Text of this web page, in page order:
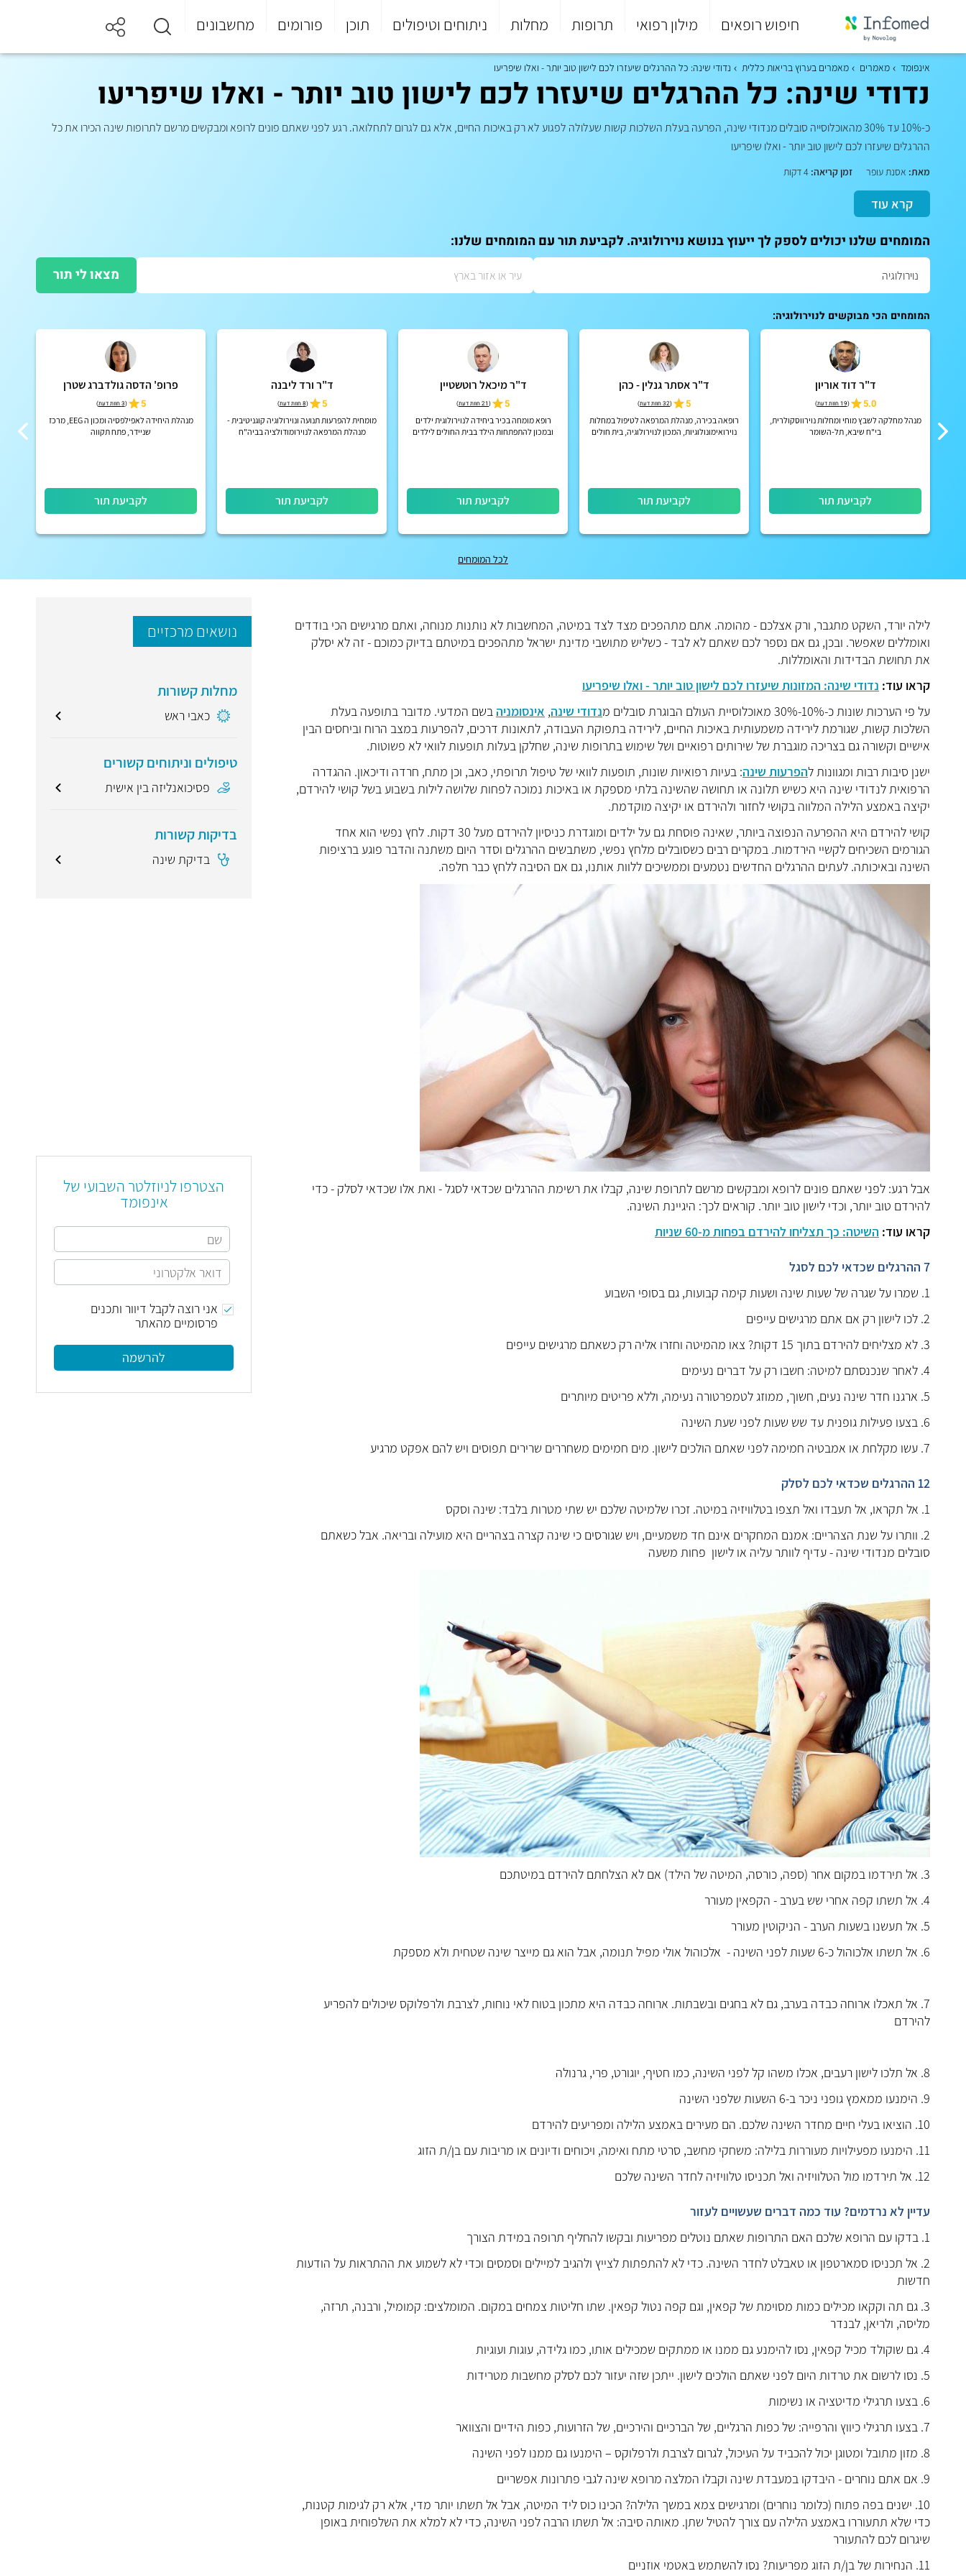
חיפוש רופאים מילון רפואי תרופות מחלות ניתוחים וטיפולים תוכן פורומים מחשבונים
סוף
התפריט
אינפומד מאמרים מאמרים בערוץ בריאות כללית נדודי שינה: כל ההרגלים שיעזרו לכם לישון טוב יותר - ואלו שיפריעו
נדודי שינה: כל ההרגלים שיעזרו לכם לישון טוב יותר - ואלו שיפריעו
כ-10% עד 30% מהאוכלוסייה סובלים מנדודי שינה, הפרעה בעלת השלכות קשות שעלולה לפגוע לא רק באיכות החיים, אלא גם לגרום לתחלואה. רגע לפני שאתם פונים לרופא ומבקשים מרשם לתרופות שינה הכירו את כל
ההרגלים שיעזרו לכם לישון טוב יותר - ואלו שיפריעו
מאת: אסנת עופר זמן קריאה:
קרא עוד
המומחים שלנו יכולים לספק לך ייעוץ בנושא נוירולוגיה. לקביעת תור עם המומחים שלנו:
מצאו לי תור
המומחים הכי מבוקשים לנוירולוגיה:
ד"ר דוד אוריון
5.0
(19 חוות דעת )
מנהל מחלקה לשבץ מוחי ומחלות נוירווסקולרית,
בי"ח שיבא, תל-השומר
לקביעת תור
ד"ר אסתר גנלין - כהן
5
(32 חוות דעת )
רופאה בכירה, מנהלת המרפאה לטיפול במחלות
נוירואימונולוגיות, המכון לנוירולוגיה, בית חולים
לקביעת תור
ד"ר מיכאל רוטשטיין
5
(21 חוות דעת )
רופא מומחה בכיר ביחידה לנוירולוגית ילדים
ובמכון להתפתחות הילד בבית החולים לילדים
לקביעת תור
ד"ר ורד ליבנה
5
(8 חוות דעת )
מומחית להפרעות תנועה ונוירולוגיה קוגניטיבית -
מנהלת המרפאה לנוירומודולציה בביה"ח
לקביעת תור
פרופ' הדסה גולדברג שטרן
5
(3 חוות דעת )
מנהלת היחידה לאפילפסיה ומכון ה EEG, מרכז
שניידר, פתח תקווה
לקביעת תור
לכל המומחים
לילה יורד, השקט מתגבר, ורק אצלכם - מהומה. אתם מתהפכים מצד לצד במיטה, המחשבות לא נותנות מנוחה, ואתם מרגישים הכי בודדים
ואומללים שאפשר. ובכן, גם אם נספר לכם שאתם לא לבד - כשליש מתושבי מדינת ישראל מתהפכים במיטתם בדיוק כמוכם - זה לא יסלק
את תחושת הבדידות והאומללות.
קראו עוד: נדודי שינה: המזונות שיעזרו לכם לישון טוב יותר - ואלו שיפריעו
על פי הערכות שונות כ-10%-30% מאוכלוסיית העולם הבוגרת סובלים מ
נדודי שינה, אינסומניה בשם המדעי. מדובר בתופעה בעלת
השלכות קשות, שגורמת לירידה משמעותית באיכות החיים, לירידה בתפוקת העבודה, לתאונות דרכים, להפרעות במצב הרוח וביחסים הבין
אישיים וקשורה גם בצריכה מוגברת של שירותים רפואיים ושל שימוש בתרופות שינה, שחלקן בעלות תופעות לוואי לא פשוטות.
ישנן סיבות רבות ומגוונות להפרעות שינה: בעיות רפואיות שונות, תופעות לוואי של טיפול תרופתי, כאב, וכן מתח, חרדה ודיכאון. ההגדרה
הרפואית לנדודי שינה היא כשיש תלונה או תחושה שהשינה בלתי מספקת או באיכות נמוכה לפחות שלושה לילות בשבוע בשל קושי להירדם,
יקיצה באמצע הלילה המלווה בקושי לחזור ולהירדם או יקיצה מוקדמת.
קושי להירדם היא ההפרעה הנפוצה ביותר, שאינה פוסחת גם על ילדים ומוגדרת כניסיון להירדם מעל 30 דקות. לחץ נפשי הוא אחד
הגורמים השכיחים לקשיי הירדמות. במקרים רבים כשסובלים מלחץ נפשי, משתבשים ההרגלים וסדר היום משתנה והדבר פוגע ברציפות
השינה ובאיכותה. לעתים ההרגלים החדשים נטמעים וממשיכים ללוות אותנו, גם אם הסיבה ללחץ כבר חלפה.
אבל רגע: לפני שאתם פונים לרופא ומבקשים מרשם לתרופת שינה, קבלו את רשימת ההרגלים שכדאי לסגל - ואת אלו שכדאי לסלק - כדי
להירדם טוב יותר, וכדי לישון טוב יותר. קוראים לכך: היגיינת השינה.
קראו עוד: השיטה: כך תצליחו להירדם בפחות מ-60 שניות
7 ההרגלים שכדאי לכם לסגל
1. שמרו על שגרה של שעות שינה ושעות קימה קבועות, גם בסופי השבוע
2. לכו לישון רק אם אתם מרגישים עייפים
3. לא מצליחים להירדם בתוך 15 דקות? צאו מהמיטה וחזרו אליה רק כשאתם מרגישים עייפים
4. לאחר שנכנסתם למיטה: חשבו רק על דברים נעימים
5. ארגנו חדר שינה נעים, חשוך, ממוזג לטמפרטורה נעימה, וללא פריטים מיותרים
6. בצעו פעילות גופנית עד שש שעות לפני שעת השינה
7. עשו מקלחת או אמבטיה חמימה לפני שאתם הולכים לישון. מים חמימים משחררים שרירים תפוסים ויש להם אפקט מרגיע
12 ההרגלים שכדאי לכם לסלק
1. אל תקראו, אל תעבדו ואל תצפו בטלוויזיה במיטה. זכרו שלמיטה שלכם יש שתי מטרות בלבד: שינה וסקס
2. וותרו על שנת הצהריים: אמנם המחקרים אינם חד משמעיים, ויש שגורסים כי שינה קצרה בצהריים היא מועילה ובריאה. אבל כשאתם
סובלים מנדודי שינה - עדיף לוותר עליה או לישון פחות משעה
3. אל תירדמו במקום אחר (ספה, כורסה, המיטה של הילד) אם לא הצלחתם להירדם במיטתכם
4. אל תשתו קפה אחרי שש בערב - הקפאין מעורר
5. אל תעשנו בשעות הערב - הניקוטין מעורר
6. אל תשתו אלכוהול כ-6 שעות לפני השינה - אלכוהול אולי מפיל תנומה, אבל הוא גם מייצר שינה שטחית ולא מספקת
7. אל תאכלו ארוחה כבדה בערב, גם לא בחגים ובשבתות. ארוחה כבדה היא מתכון בטוח לאי נוחות, לצרבת ולרפלוקס שיכולים להפריע
להירדם
8. אל תלכו לישון רעבים, אכלו משהו קל לפני השינה, כמו חטיף, יוגורט, פרי, גרנולה
9. הימנעו ממאמץ גופני ניכר ב-6 השעות שלפני השינה
10. הוציאו בעלי חיים מחדר השינה שלכם. הם מעירים באמצע הלילה ומפריעים להירדם
11. הימנעו מפעילויות מעוררות בלילה: משחקי מחשב, סרטי מתח ואימה, ויכוחים ודיונים או מריבות עם בן/ת הזוג
12. אל תירדמו מול הטלוויזיה ואל תכניסו טלוויזיה לחדר השינה שלכם
עדיין לא נרדמים? עוד כמה דברים שעשויים לעזור
1. בדקו עם הרופא שלכם האם התרופות שאתם נוטלים מפריעות ובקשו להחליף תרופה במידת הצורך
2. אל תכניסו סמארטפון או טאבלט לחדר השינה. כדי לא להתפתות לצייץ ולהגיב למיילים וסמסים וכדי לא לשמוע את ההתראות על הודעות
חדשות
3. גם תה וקקאו מכילים כמות מסוימת של קפאין, וגם קפה נטול קפאין. שתו חליטות צמחים במקום. המומלצים: קמומיל, ורבנה, תרזה,
מליסה, ולריאן, לבנדר
4. גם שוקולד מכיל קפאין, נסו להימנע גם ממנו או ממתקים שמכילים אותו, כמו גלידה, עוגות ועוגיות
5. נסו לרשום את טרדות היום לפני שאתם הולכים לישון. ייתכן שזה יעזור לכם לסלק מחשבות מטרידות
6. בצעו תרגילי מדיטציה או נשימות
7. בצעו תרגילי כיווץ והרפייה: של כפות הרגליים, של הברכיים והירכיים, של הזרועות, כפות הידיים והצוואר
8. מזון מתובל ומטוגן יכול להכביד על העיכול, לגרום לצרבת ולרפלוקס – הימנעו גם ממנו לפני השינה
9. אם אתם נוחרים - היבדקו במעבדת שינה וקבלו המלצה מרופא שינה לגבי פתרונות אפשריים
10. ישנים בפה פתוח (כלומר נוחרים) ומרגישים צמא במשך הלילה? הכינו כוס ליד המיטה, אבל אל תשתו יותר מדי, אלא רק לגימות קטנות,
כדי שלא תתעוררו באמצע הלילה עם צורך להטיל שתן. מאותה סיבה: אל תשתו הרבה לפני השינה, כדי לא למלא את השלפוחית באופן
שיגרום לכם להתעורר
11. הנחירות של בן/ת הזוג מפריעות? נסו להשתמש באטמי אוזניים
נושאים מרכזיים
מחלות קשורות
כאבי ראש
טיפולים וניתוחים קשורים
פסיכואנליזה בין אישית
בדיקות קשורות
בדיקת שינה
הצטרפו לניוזלטר השבועי של
אינפומד
אני רוצה לקבל דיוור ותכנים
פרסומיים מהאתר
להרשמה